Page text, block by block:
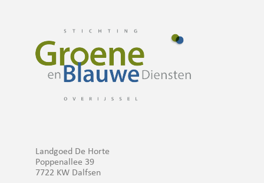
Landgoed De Horte
Poppenallee 39
7722 KW Dalfsen